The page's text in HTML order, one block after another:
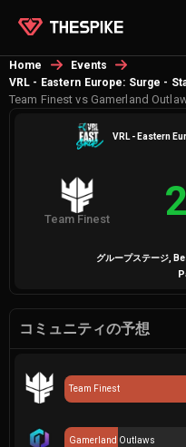
Home
Events
VRL - Eastern Europe: Surge -
Team Finest vs Gamerland
VRL - Eastern
Team Finest 2
グループステージ,
コミュニティの予想
Team Finest
Gamerland Outlaws